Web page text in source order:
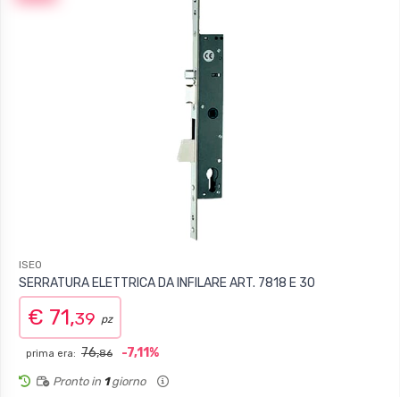
ISEO
SERRATURA ELETTRICA DA INFILARE ART. 7818 E 30
€ 71,39 pz
prima era: 76,86 -7,11%
Pronto in 1giorno